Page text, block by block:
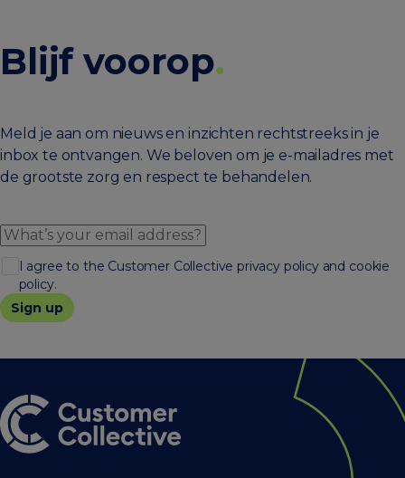
Blijf voorop.
Meld je aan om nieuws en inzichten rechtstreeks in je
inbox te ontvangen. We beloven om je e-mailadres met
de grootste zorg en respect te behandelen.
I agree to the Customer Collective privacy policy and cookie
policy.